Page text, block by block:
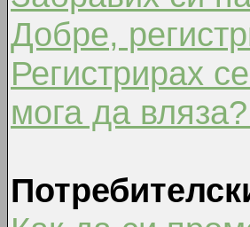
Добре,
Регистрирах
мога да